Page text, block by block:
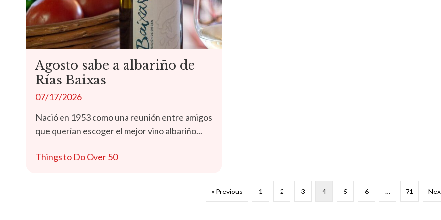
Agosto sabe a albariño de
Rías Baixas
07/17/2026
Nació en 1953 como una reunión entre amigos
que querían escoger el mejor vino albariño...
Things to Do Over 50
« Previous 1 2 3 4 5 6 … 71